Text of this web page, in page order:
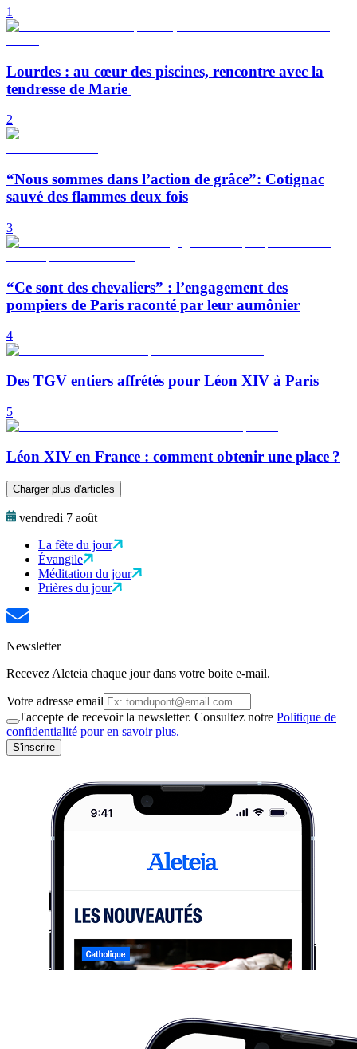
1
Lourdes : au cœur des piscines, rencontre avec la
tendresse de Marie
2
“Nous sommes dans l’action de grâce”: Cotignac
sauvé des flammes deux fois
3
“Ce sont des chevaliers” : l’engagement des
pompiers de Paris raconté par leur aumônier
4
Des TGV entiers affrétés pour Léon XIV à Paris
5
Léon XIV en France : comment obtenir une place ?
Charger plus d'articles
vendredi 7 août
La fête du jour
Évangile
Méditation du jour
Prières du jour
Newsletter
Recevez Aleteia chaque jour dans votre boite e-mail.
Votre adresse email
J'accepte de recevoir la newsletter. Consultez notre Politique de
confidentialité pour en savoir plus.
S'inscrire